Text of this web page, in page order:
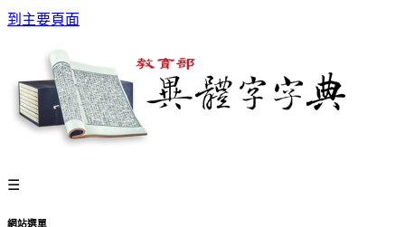
到主要頁面
☰
網站選單